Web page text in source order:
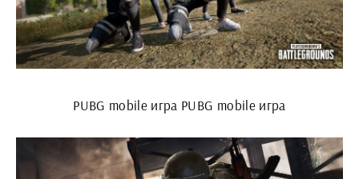
PUBG mobile игра PUBG mobile игра